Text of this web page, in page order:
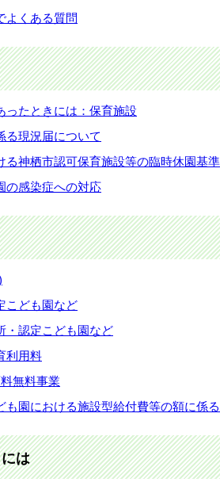
よくある質問
ったときには：保育施設
る現況届について
る神栖市認可保育施設等の臨時休園基準
の感染症への対応
こども園など
・認定こども園など
利用料
無料事業
も園における施設型給付費等の額に係
は